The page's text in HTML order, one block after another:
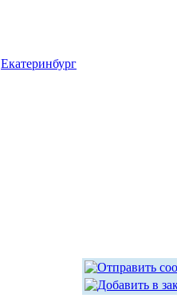
Екатеринбург